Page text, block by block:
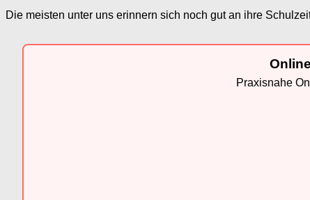
Die meisten unter uns erinnern sich noch gut an ihre
Praxisnahe